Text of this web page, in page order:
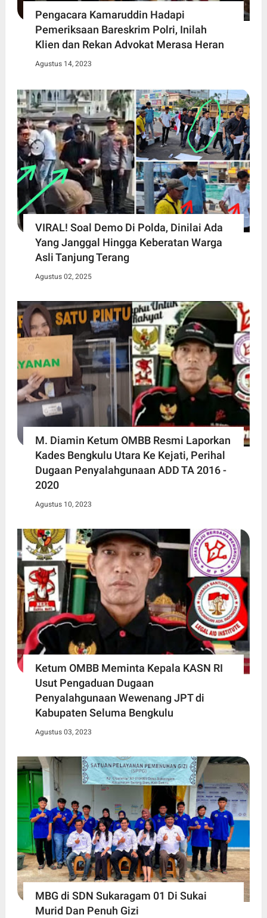
Pengacara Kamaruddin Hadapi
Pemeriksaan Bareskrim Polri, Inilah
Klien dan Rekan Advokat Merasa Heran
Agustus 14, 2023
VIRAL! Soal Demo Di Polda, Dinilai Ada
Yang Janggal Hingga Keberatan Warga
Asli Tanjung Terang
Agustus 02, 2025
M. Diamin Ketum OMBB Resmi Laporkan
Kades Bengkulu Utara Ke Kejati, Perihal
Dugaan Penyalahgunaan ADD TA 2016 -
2020
Agustus 10, 2023
Ketum OMBB Meminta Kepala KASN RI
Usut Pengaduan Dugaan
Penyalahgunaan Wewenang JPT di
Kabupaten Seluma Bengkulu
Agustus 03, 2023
MBG di SDN Sukaragam 01 Di Sukai
Murid Dan Penuh Gizi